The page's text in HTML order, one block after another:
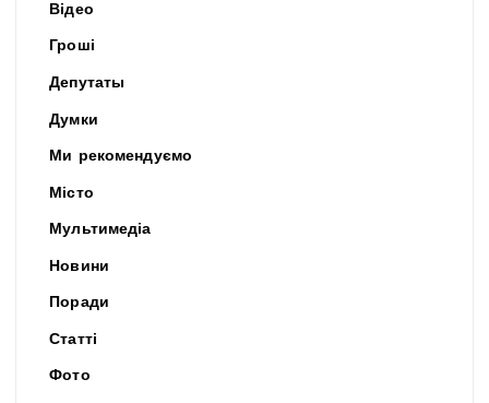
Відео
Гроші
Депутаты
Думки
Ми рекомендуємо
Місто
Мультимедіа
Новини
Поради
Статті
Фото